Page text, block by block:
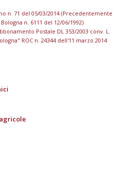
n. 71 del 05/03/2014 (Precedentemente
n. 6111 del 12/06/1992)
Postale DL 353/2003 conv. L.
ROC n. 24344 dell'11 marzo 2014